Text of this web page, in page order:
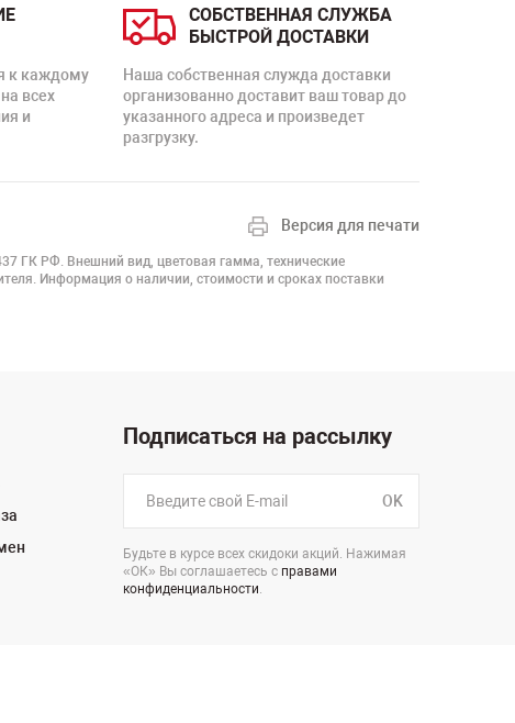
к каждому
всех
и
СОБСТВЕННАЯ СЛУЖБА
БЫСТРОЙ ДОСТАВКИ
Наша собственная служда доставки
организованно доставит ваш товар до
указанного адреса и произведет
разгрузку.
Версия для печати
ГК РФ. Внешний вид, цветовая гамма, технические
Информация о наличии, стоимости и сроках поставки
Подписаться на рассылку
OK
Будьте в курсе всех скидоки акций. Нажимая
«ОК» Вы соглашаетесь с правами
конфиденциальности.